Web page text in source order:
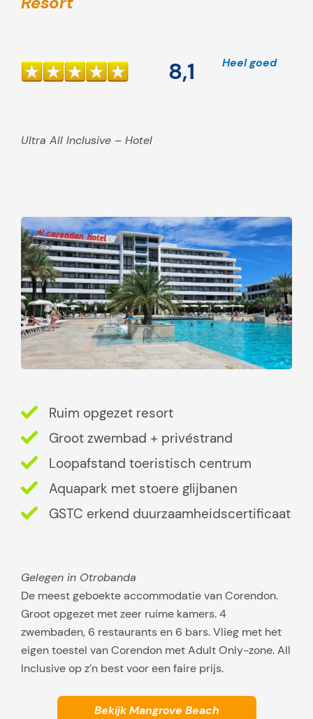
8,1 Heel goed
Ultra All Inclusive – Hotel
Ruim opgezet resort
Groot zwembad + privéstrand
Loopafstand toeristisch centrum
Aquapark met stoere glijbanen
GSTC erkend duurzaamheidscertificaat
Gelegen in Otrobanda
De meest geboekte accommodatie van Corendon.
Groot opgezet met zeer ruime kamers. 4
zwembaden, 6 restaurants en 6 bars. Vlieg met het
eigen toestel van Corendon met Adult Only-zone. All
Inclusive op z’n best voor een faire prijs.
Bekijk Mangrove Beach